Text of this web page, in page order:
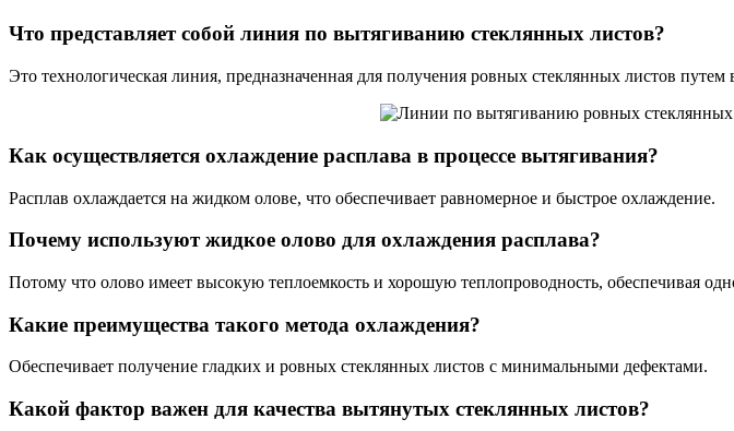
Что представляет собой линия по вытягиванию стеклянных листов?
Это технологическая линия, предназначенная для получения ровных стеклянных листов путем
Как осуществляется охлаждение расплава в процессе вытягивания?
Расплав охлаждается на жидком олове, что обеспечивает равномерное и быстрое охлаждение.
Почему используют жидкое олово для охлаждения расплава?
Потому что олово имеет высокую теплоемкость и хорошую теплопроводность, обеспечивая
Какие преимущества такого метода охлаждения?
Обеспечивает получение гладких и ровных стеклянных листов с минимальными дефектами.
Какой фактор важен для качества вытянутых стеклянных листов?